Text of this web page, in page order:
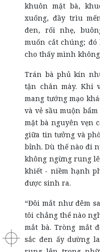
khuôn mặt bà,
xuống, đầy trìu
đen, rối nhẹ,
muốn cắt chúng;
cho thấy mình không
Trán bà phủ kín
tận chân mày. Khi
mang tướng mạo
và vẻ sầu muộn
mặt bà nguyên vẹn
giữa tin tưởng và
bỉnh. Dù thế nào đi
không ngừng rung
khiết - niềm hạnh
được sinh ra.
“Đôi mắt như đêm
tôi chẳng thể nào
mắt bà. Tròng mắt
sắc đen ấy dường